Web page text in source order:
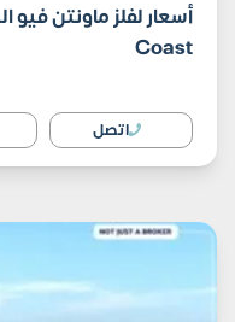
Coast
اتصل